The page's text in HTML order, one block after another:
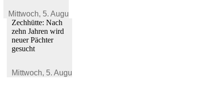
Mittwoch, 5. August 2026
Zechhütte: Nach
zehn Jahren wird
neuer Pächter
gesucht
Mittwoch, 5. August 2026